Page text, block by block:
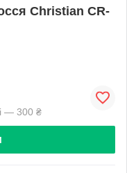
Christian CR-
— 300 ₴